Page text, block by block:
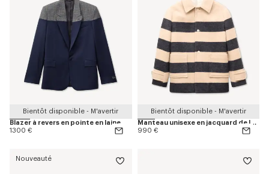
Bientôt disponible - M'avertir
Blazer à revers en pointe en laine
1300 €
Bientôt disponible - M'avertir
Manteau unisexe en jacquard de laine et polyamide
990 €
Nouveauté